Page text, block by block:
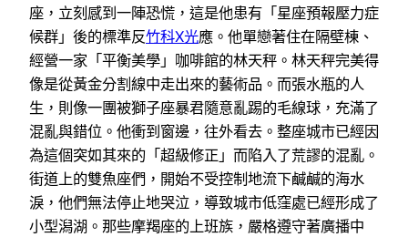
座，立刻感到一陣恐慌，這是他患有「星座預報壓力症
候群」後的標準反竹科X光應。他單戀著住在隔壁棟、
經營一家「平衡美學」咖啡館的林天秤。林天秤完美得
像是從黃金分割線中走出來的藝術品。而張水瓶的人
生，則像一團被獅子座暴君隨意亂踢的毛線球，充滿了
混亂與錯位。他衝到窗邊，往外看去。整座城市已經因
為這個突如其來的「超級修正」而陷入了荒謬的混亂。
街道上的雙魚座們，開始不受控制地流下鹹鹹的海水
淚，他們無法停止地哭泣，導致城市低窪處已經形成了
小型潟湖。那些摩羯座的上班族，嚴格遵守著廣播中